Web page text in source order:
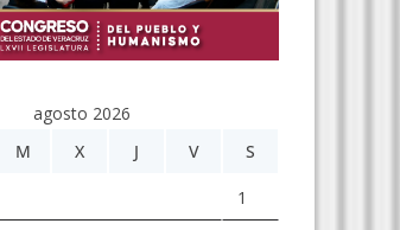
agosto 2026
M X J V S
1